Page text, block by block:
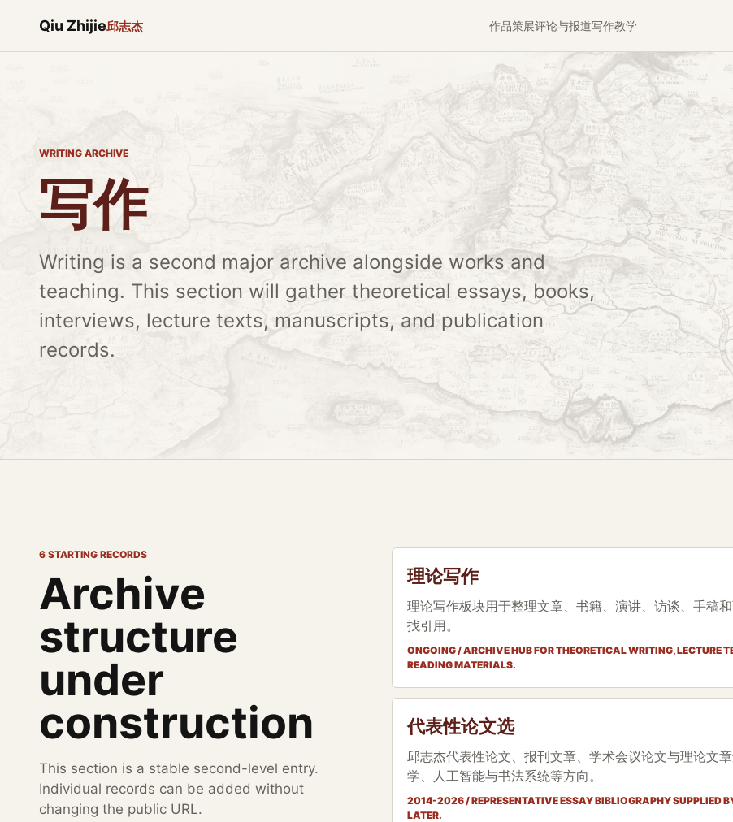
Qiu Zhijie邱志杰 作品策展评论与报道写作教学
WRITING ARCHIVE
写作
Writing is a second major archive alongside works and
teaching. This section will gather theoretical essays, books,
interviews, lecture texts, manuscripts, and publication
records.
6 STARTING RECORDS
Archive
structure
under
construction
This section is a stable second-level entry.
Individual records can be added without
changing the public URL.
理论写作
理论写作板块用于整理文章、书籍、演讲、访谈、手稿
找引用。
ONGOING / ARCHIVE HUB FOR THEORETICAL WRITING, LECTURE
READING MATERIALS.
代表性论文选
邱志杰代表性论文、报刊文章、学术会议论文与理论文
学、人工智能与书法系统等方向。
2014-2026 / REPRESENTATIVE ESSAY BIBLIOGRAPHY SUPPLIED
LATER.